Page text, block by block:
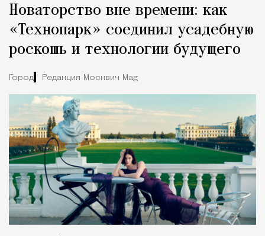
Новаторство вне времени: как
«Технопарк» соединил усадебную
роскошь и технологии будущего
Город Редакция Москвич Mag